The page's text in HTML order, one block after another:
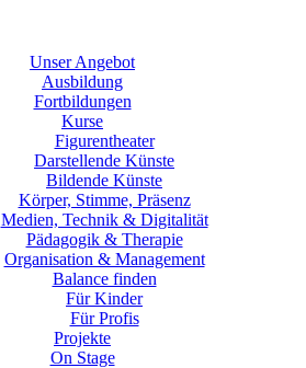
Unser Angebot
Ausbildung
Fortbildungen
Kurse
Figurentheater
Darstellende Künste
Bildende Künste
Körper, Stimme, Präsenz
Medien, Technik & Digitalität
Pädagogik & Therapie
Organisation & Management
Balance finden
Für Kinder
Für Profis
Projekte
On Stage